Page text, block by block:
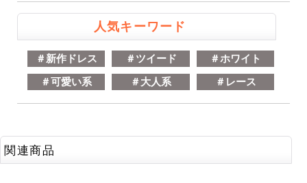
人気キーワード
＃新作ドレス ＃ツイード
＃ホワイト
＃可愛い系
＃大人系 ＃レース
関連商品